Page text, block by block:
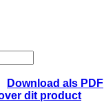
Download als PDF
dit product